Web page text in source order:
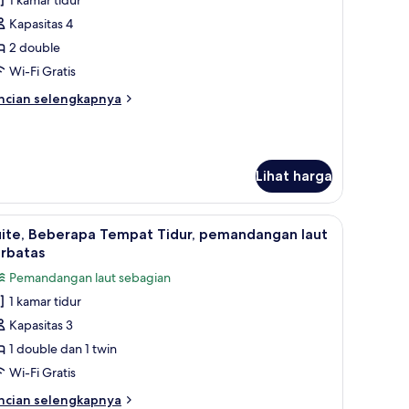
Kapasitas 4
2 double
Wi-Fi Gratis
selengkapnya
Lihat harga
setrika, dan Wi-Fi gratis
setrika, dan Wi-Fi gratis Suite, Beberapa Tempat Tidur,
1
Beberapa Tempat Tidur, pemandangan laut
Pemandangan laut sebagian
1 kamar tidur
Kapasitas 3
1 double dan 1 twin
Wi-Fi Gratis
selengkapnya